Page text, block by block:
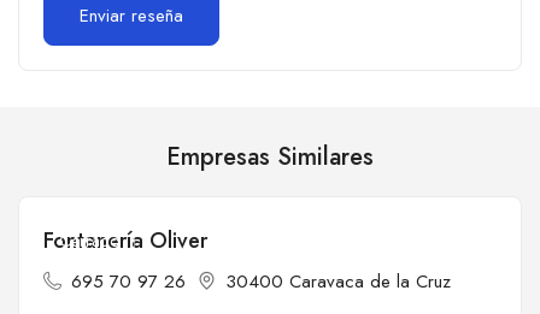
Empresas Similares
Cerrado
Fontanería Oliver
695 70 97 26 30400 Caravaca de la Cruz